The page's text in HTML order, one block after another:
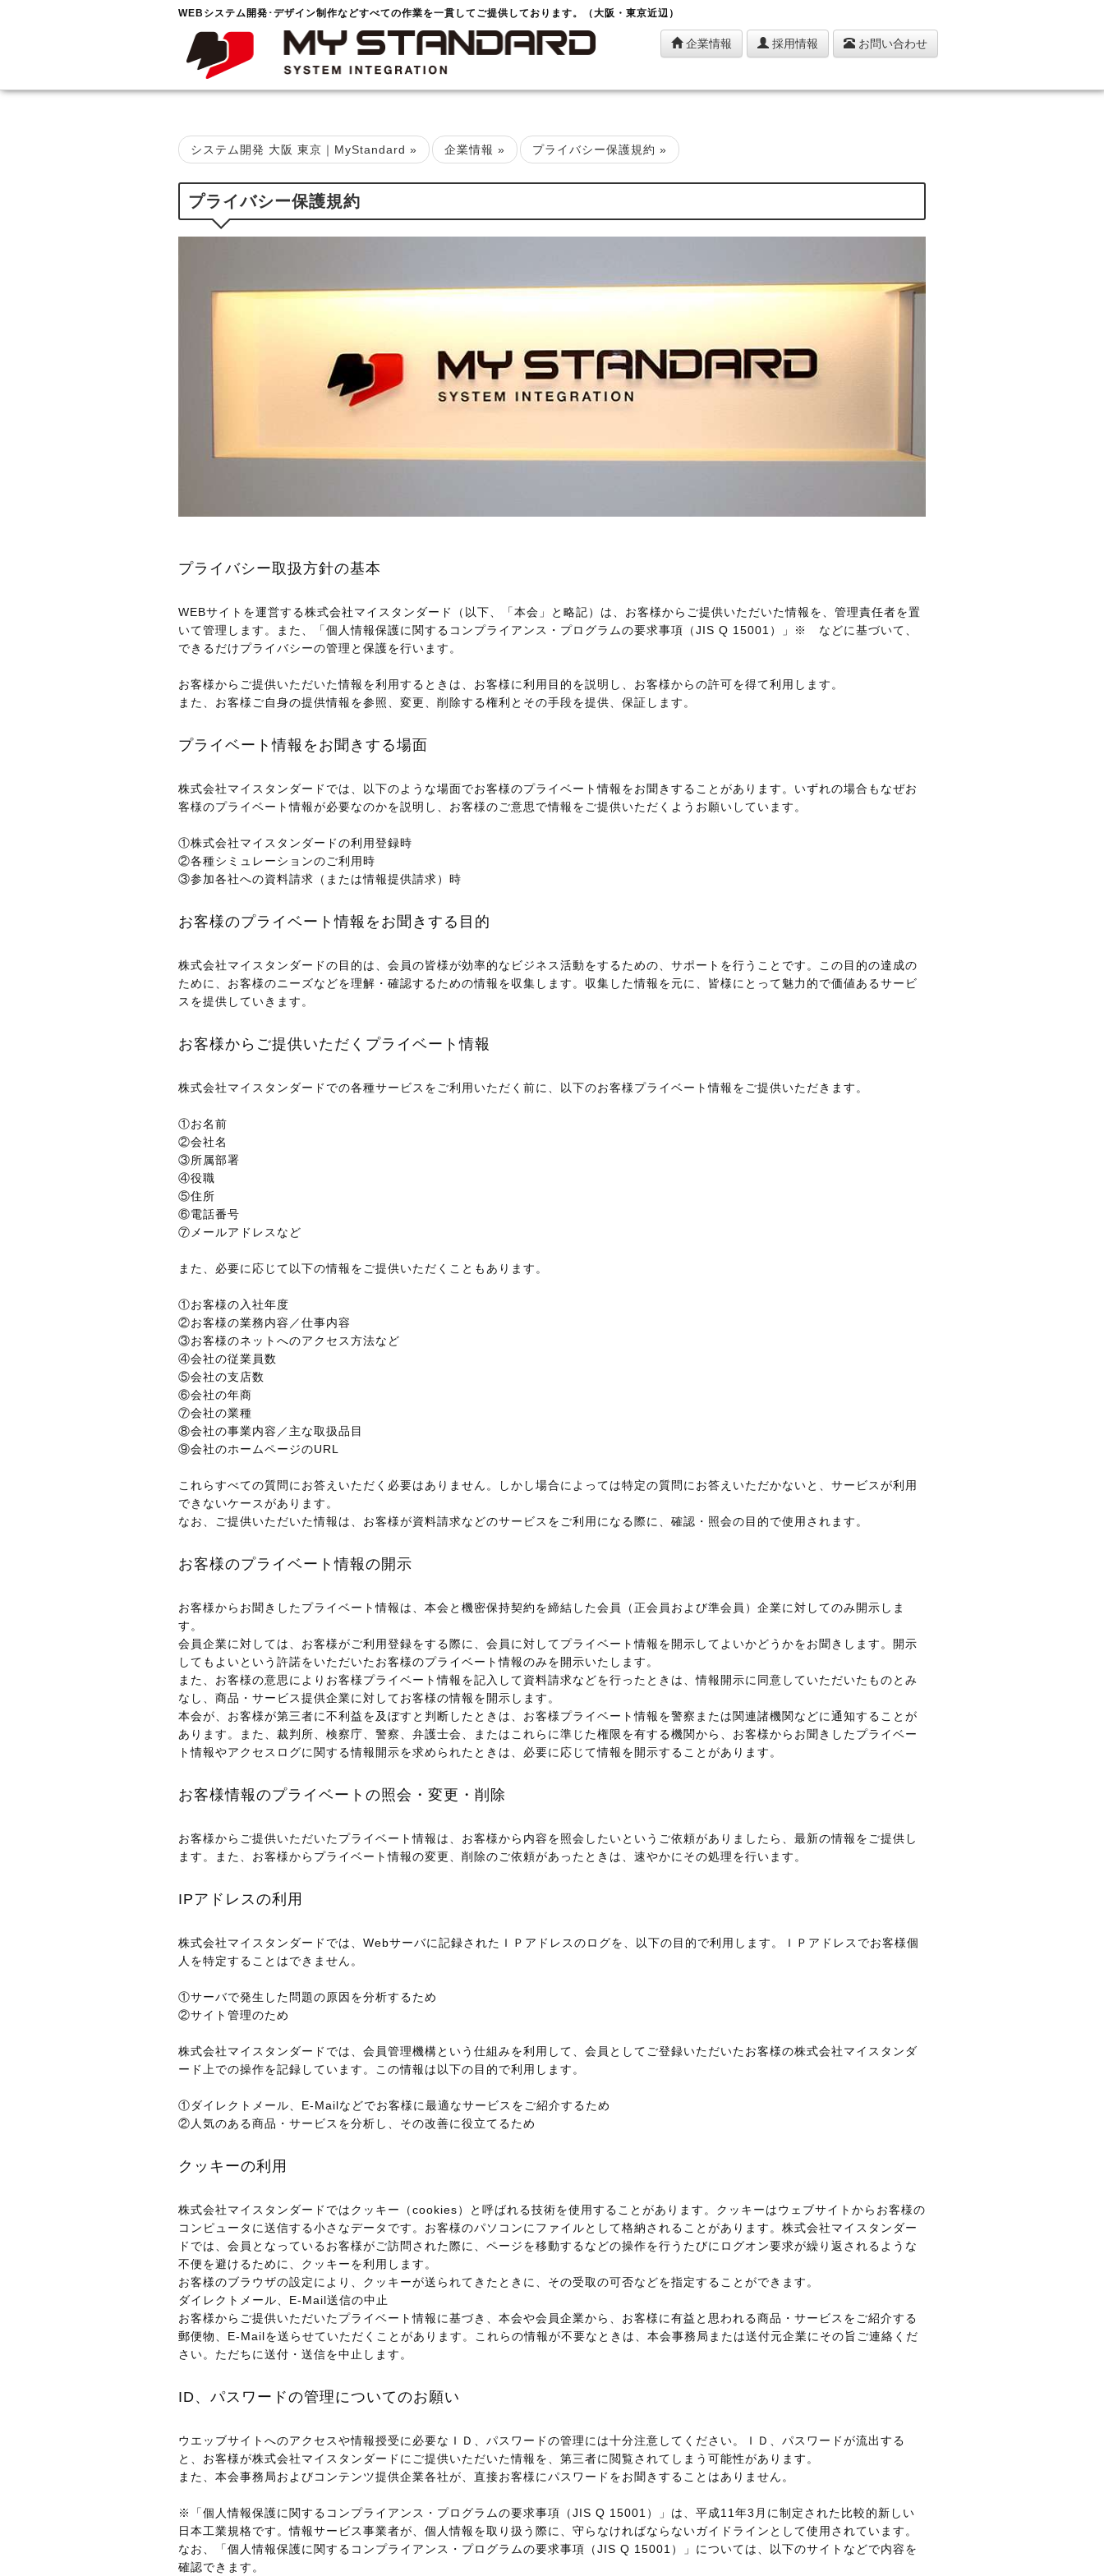
WEBシステム開発･デザイン制作などすべての作業を一貫してご提供しております。（大阪・東京近辺）
企業情報 採用情報 お問い合わせ
システム開発 大阪 東京｜MyStandard » 企業情報 » プライバシー保護規約 »
プライバシー保護規約
プライバシー取扱方針の基本
WEBサイトを運営する株式会社マイスタンダード（以下、「本会」と略記）は、お客様からご提供いただいた情報を、管理責任者を置
いて管理します。また、「個人情報保護に関するコンプライアンス・プログラムの要求事項（JIS Q 15001）」※ などに基づいて、
できるだけプライバシーの管理と保護を行います。
お客様からご提供いただいた情報を利用するときは、お客様に利用目的を説明し、お客様からの許可を得て利用します。
また、お客様ご自身の提供情報を参照、変更、削除する権利とその手段を提供、保証します。
プライベート情報をお聞きする場面
株式会社マイスタンダードでは、以下のような場面でお客様のプライベート情報をお聞きすることがあります。いずれの場合もなぜお
客様のプライベート情報が必要なのかを説明し、お客様のご意思で情報をご提供いただくようお願いしています。
①株式会社マイスタンダードの利用登録時
②各種シミュレーションのご利用時
③参加各社への資料請求（または情報提供請求）時
お客様のプライベート情報をお聞きする目的
株式会社マイスタンダードの目的は、会員の皆様が効率的なビジネス活動をするための、サポートを行うことです。この目的の達成の
ために、お客様のニーズなどを理解・確認するための情報を収集します。収集した情報を元に、皆様にとって魅力的で価値あるサービ
スを提供していきます。
お客様からご提供いただくプライベート情報
株式会社マイスタンダードでの各種サービスをご利用いただく前に、以下のお客様プライベート情報をご提供いただきます。
①お名前
②会社名
③所属部署
④役職
⑤住所
⑥電話番号
⑦メールアドレスなど
また、必要に応じて以下の情報をご提供いただくこともあります。
①お客様の入社年度
②お客様の業務内容／仕事内容
③お客様のネットへのアクセス方法など
④会社の従業員数
⑤会社の支店数
⑥会社の年商
⑦会社の業種
⑧会社の事業内容／主な取扱品目
⑨会社のホームページのURL
これらすべての質問にお答えいただく必要はありません。しかし場合によっては特定の質問にお答えいただかないと、サービスが利用
できないケースがあります。
なお、ご提供いただいた情報は、お客様が資料請求などのサービスをご利用になる際に、確認・照会の目的で使用されます。
お客様のプライベート情報の開示
お客様からお聞きしたプライベート情報は、本会と機密保持契約を締結した会員（正会員および準会員）企業に対してのみ開示しま
す。
会員企業に対しては、お客様がご利用登録をする際に、会員に対してプライベート情報を開示してよいかどうかをお聞きします。開示
してもよいという許諾をいただいたお客様のプライベート情報のみを開示いたします。
また、お客様の意思によりお客様プライベート情報を記入して資料請求などを行ったときは、情報開示に同意していただいたものとみ
なし、商品・サービス提供企業に対してお客様の情報を開示します。
本会が、お客様が第三者に不利益を及ぼすと判断したときは、お客様プライベート情報を警察または関連諸機関などに通知することが
あります。また、裁判所、検察庁、警察、弁護士会、またはこれらに準じた権限を有する機関から、お客様からお聞きしたプライベー
ト情報やアクセスログに関する情報開示を求められたときは、必要に応じて情報を開示することがあります。
お客様情報のプライベートの照会・変更・削除
お客様からご提供いただいたプライベート情報は、お客様から内容を照会したいというご依頼がありましたら、最新の情報をご提供し
ます。また、お客様からプライベート情報の変更、削除のご依頼があったときは、速やかにその処理を行います。
IPアドレスの利用
株式会社マイスタンダードでは、Webサーバに記録されたＩＰアドレスのログを、以下の目的で利用します。ＩＰアドレスでお客様個
人を特定することはできません。
①サーバで発生した問題の原因を分析するため
②サイト管理のため
株式会社マイスタンダードでは、会員管理機構という仕組みを利用して、会員としてご登録いただいたお客様の株式会社マイスタンダ
ード上での操作を記録しています。この情報は以下の目的で利用します。
①ダイレクトメール、E-Mailなどでお客様に最適なサービスをご紹介するため
②人気のある商品・サービスを分析し、その改善に役立てるため
クッキーの利用
株式会社マイスタンダードではクッキー（cookies）と呼ばれる技術を使用することがあります。クッキーはウェブサイトからお客様の
コンピュータに送信する小さなデータです。お客様のパソコンにファイルとして格納されることがあります。株式会社マイスタンダー
ドでは、会員となっているお客様がご訪問された際に、ページを移動するなどの操作を行うたびにログオン要求が繰り返されるような
不便を避けるために、クッキーを利用します。
お客様のブラウザの設定により、クッキーが送られてきたときに、その受取の可否などを指定することができます。
ダイレクトメール、E-Mail送信の中止
お客様からご提供いただいたプライベート情報に基づき、本会や会員企業から、お客様に有益と思われる商品・サービスをご紹介する
郵便物、E-Mailを送らせていただくことがあります。これらの情報が不要なときは、本会事務局または送付元企業にその旨ご連絡くだ
さい。ただちに送付・送信を中止します。
ID、パスワードの管理についてのお願い
ウエッブサイトへのアクセスや情報授受に必要なＩＤ、パスワードの管理には十分注意してください。ＩＤ、パスワードが流出する
と、お客様が株式会社マイスタンダードにご提供いただいた情報を、第三者に閲覧されてしまう可能性があります。
また、本会事務局およびコンテンツ提供企業各社が、直接お客様にパスワードをお聞きすることはありません。
※「個人情報保護に関するコンプライアンス・プログラムの要求事項（JIS Q 15001）」は、平成11年3月に制定された比較的新しい
日本工業規格です。情報サービス事業者が、個人情報を取り扱う際に、守らなければならないガイドラインとして使用されています。
なお、「個人情報保護に関するコンプライアンス・プログラムの要求事項（JIS Q 15001）」については、以下のサイトなどで内容を
確認できます。